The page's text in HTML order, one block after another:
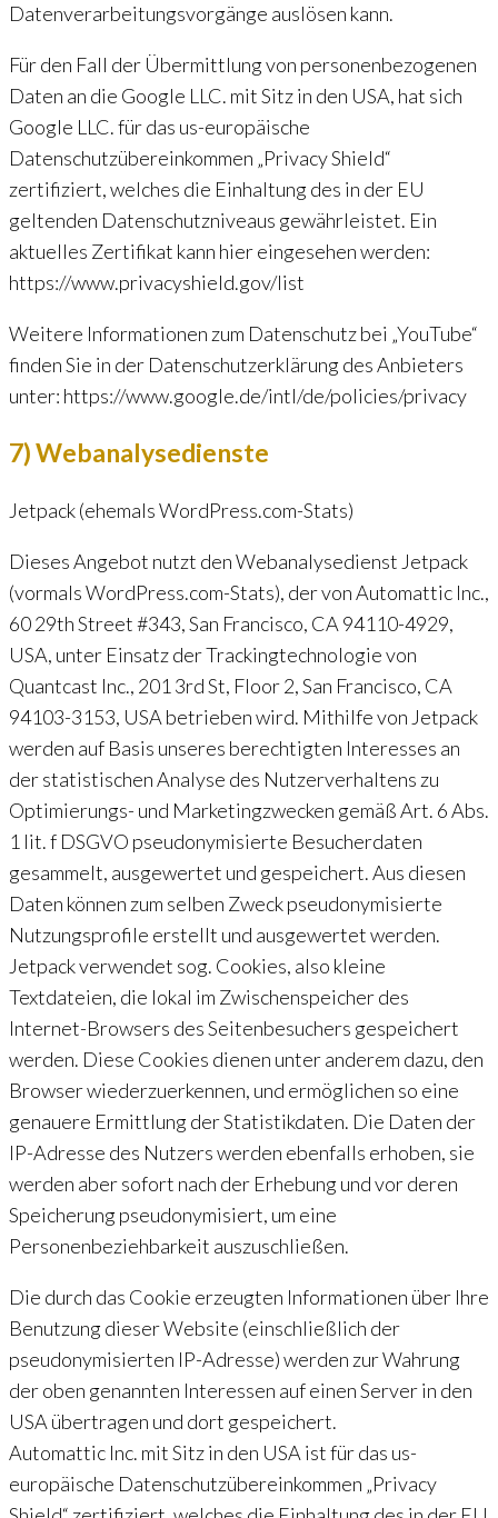
Datenverarbeitungsvorgänge auslösen kann.
Für den Fall der Übermittlung von personenbezogenen
Daten an die Google LLC. mit Sitz in den USA, hat sich
Google LLC. für das us-europäische
Datenschutzübereinkommen „Privacy Shield“
zertifiziert, welches die Einhaltung des in der EU
geltenden Datenschutzniveaus gewährleistet. Ein
aktuelles Zertifikat kann hier eingesehen werden:
https://www.privacyshield.gov/list
Weitere Informationen zum Datenschutz bei „YouTube“
finden Sie in der Datenschutzerklärung des Anbieters
unter: https://www.google.de/intl/de/policies/privacy
7) Webanalysedienste
Jetpack (ehemals WordPress.com-Stats)
Dieses Angebot nutzt den Webanalysedienst Jetpack
(vormals WordPress.com-Stats), der von Automattic Inc.,
60 29th Street #343, San Francisco, CA 94110-4929,
USA, unter Einsatz der Trackingtechnologie von
Quantcast Inc., 201 3rd St, Floor 2, San Francisco, CA
94103-3153, USA betrieben wird. Mithilfe von Jetpack
werden auf Basis unseres berechtigten Interesses an
der statistischen Analyse des Nutzerverhaltens zu
Optimierungs- und Marketingzwecken gemäß Art. 6 Abs.
1 lit. f DSGVO pseudonymisierte Besucherdaten
gesammelt, ausgewertet und gespeichert. Aus diesen
Daten können zum selben Zweck pseudonymisierte
Nutzungsprofile erstellt und ausgewertet werden.
Jetpack verwendet sog. Cookies, also kleine
Textdateien, die lokal im Zwischenspeicher des
Internet-Browsers des Seitenbesuchers gespeichert
werden. Diese Cookies dienen unter anderem dazu, den
Browser wiederzuerkennen, und ermöglichen so eine
genauere Ermittlung der Statistikdaten. Die Daten der
IP-Adresse des Nutzers werden ebenfalls erhoben, sie
werden aber sofort nach der Erhebung und vor deren
Speicherung pseudonymisiert, um eine
Personenbeziehbarkeit auszuschließen.
Die durch das Cookie erzeugten Informationen über Ihre
Benutzung dieser Website (einschließlich der
pseudonymisierten IP-Adresse) werden zur Wahrung
der oben genannten Interessen auf einen Server in den
USA übertragen und dort gespeichert.
Automattic Inc. mit Sitz in den USA ist für das us-
europäische Datenschutzübereinkommen „Privacy